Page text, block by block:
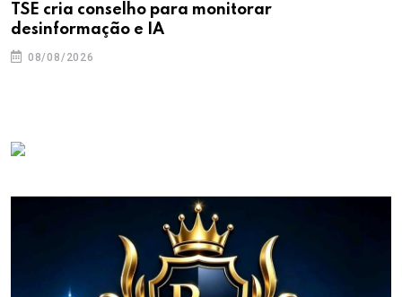
TSE cria conselho para monitorar
desinformação e IA
08/08/2026